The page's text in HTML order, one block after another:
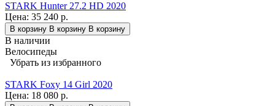
STARK Hunter 27.2 HD 2020
Цена: 35 240 р.
В корзину В корзину В корзину
В наличии
Велосипеды
Убрать из избранного
STARK Foxy 14 Girl 2020
Цена: 18 080 р.